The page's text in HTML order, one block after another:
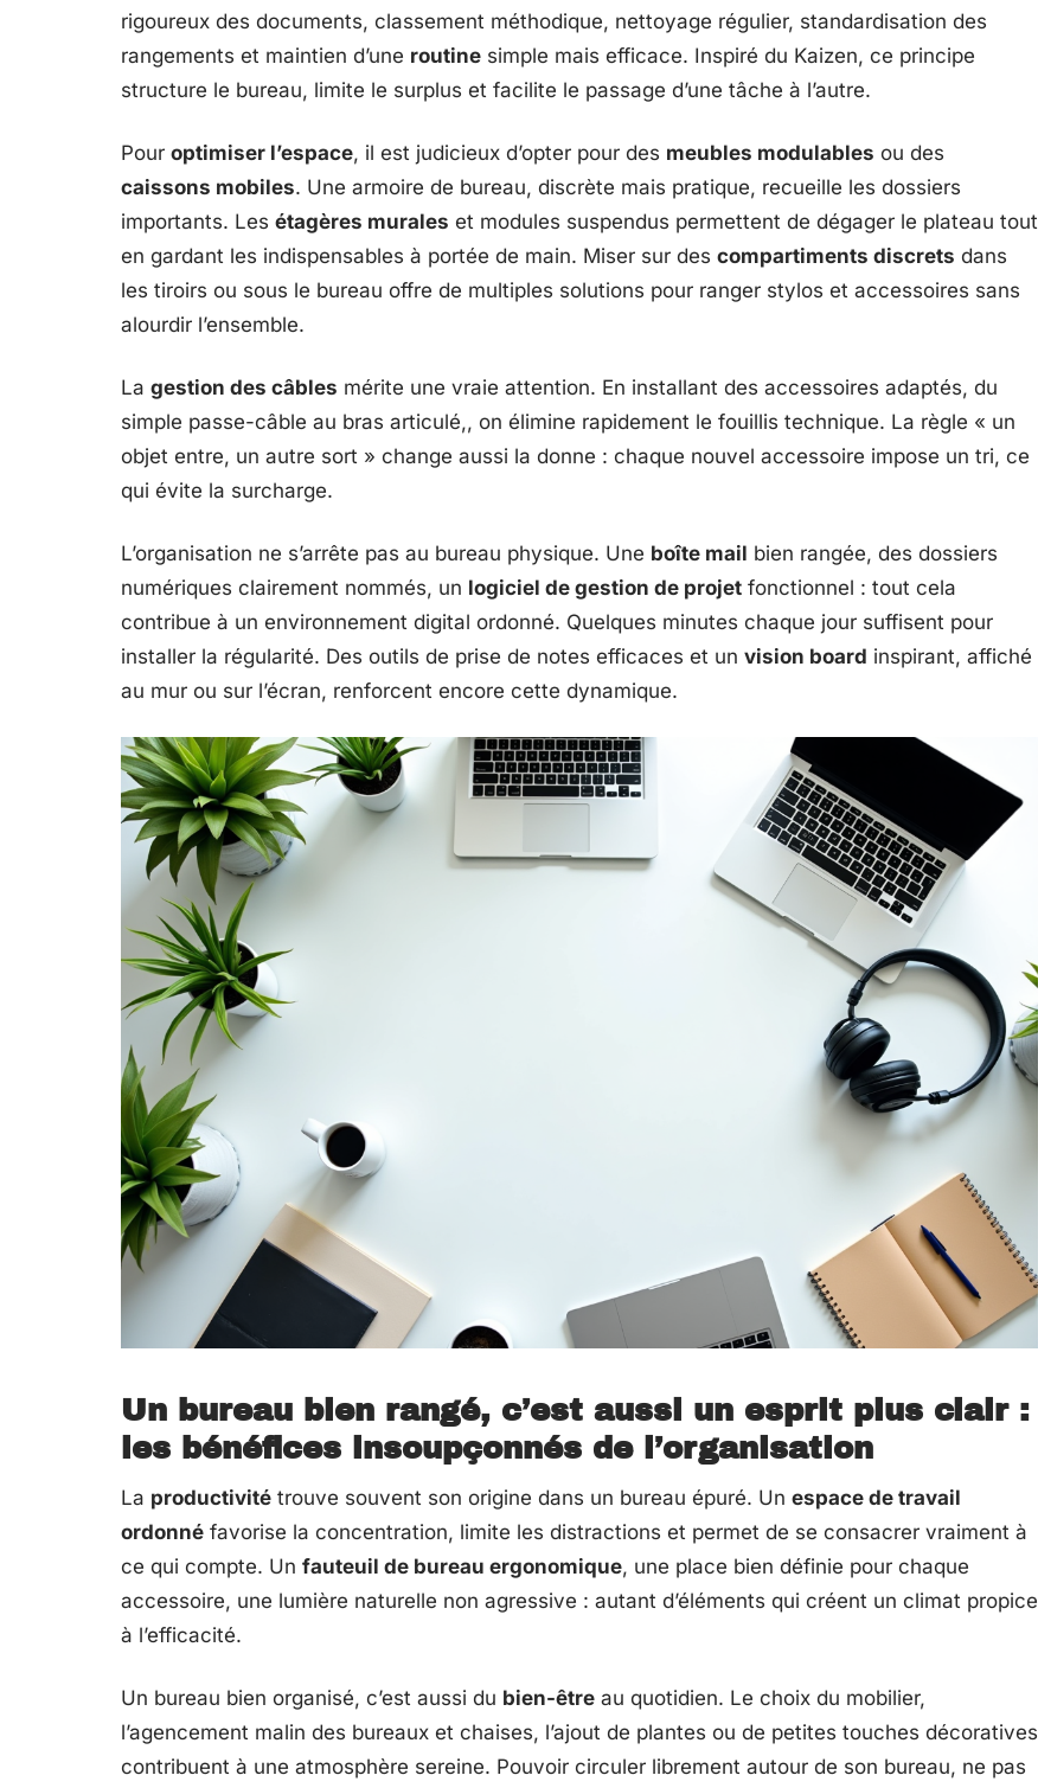
rigoureux des documents, classement méthodique, nettoyage régulier, standardisation des
rangements et maintien d’une routine simple mais efficace. Inspiré du Kaizen, ce principe
structure le bureau, limite le surplus et facilite le passage d’une tâche à l’autre.
Pour optimiser l’espace, il est judicieux d’opter pour des meubles modulables ou des
caissons mobiles. Une armoire de bureau, discrète mais pratique, recueille les dossiers
importants. Les étagères murales et modules suspendus permettent de dégager le plateau tout
en gardant les indispensables à portée de main. Miser sur des compartiments discrets dans
les tiroirs ou sous le bureau offre de multiples solutions pour ranger stylos et accessoires sans
alourdir l’ensemble.
La gestion des câbles mérite une vraie attention. En installant des accessoires adaptés, du
simple passe-câble au bras articulé,, on élimine rapidement le fouillis technique. La règle « un
objet entre, un autre sort » change aussi la donne : chaque nouvel accessoire impose un tri, ce
qui évite la surcharge.
L’organisation ne s’arrête pas au bureau physique. Une boîte mail bien rangée, des dossiers
numériques clairement nommés, un logiciel de gestion de projet fonctionnel : tout cela
contribue à un environnement digital ordonné. Quelques minutes chaque jour suffisent pour
installer la régularité. Des outils de prise de notes efficaces et un vision board inspirant, affiché
au mur ou sur l’écran, renforcent encore cette dynamique.
Un bureau bien rangé, c’est aussi un esprit plus clair :
les bénéfices insoupçonnés de l’organisation
La productivité trouve souvent son origine dans un bureau épuré. Un espace de travail
ordonné favorise la concentration, limite les distractions et permet de se consacrer vraiment à
ce qui compte. Un fauteuil de bureau ergonomique, une place bien définie pour chaque
accessoire, une lumière naturelle non agressive : autant d’éléments qui créent un climat propice
à l’efficacité.
Un bureau bien organisé, c’est aussi du bien-être au quotidien. Le choix du mobilier,
l’agencement malin des bureaux et chaises, l’ajout de plantes ou de petites touches décoratives
contribuent à une atmosphère sereine. Pouvoir circuler librement autour de son bureau, ne pas